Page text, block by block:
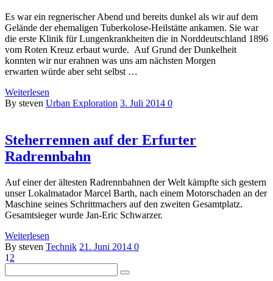
Es war ein regnerischer Abend und bereits dunkel als wir auf dem
Gelände der ehemaligen Tuberkolose-Heilstätte ankamen. Sie war
die erste Klinik für Lungenkrankheiten die in Norddeutschland 1896
vom Roten Kreuz erbaut wurde. Auf Grund der Dunkelheit
konnten wir nur erahnen was uns am nächsten Morgen
erwarten würde aber seht selbst …
Weiterlesen
By steven Urban Exploration 3. Juli 2014 0
Steherrennen auf der Erfurter
Radrennbahn
Auf einer der ältesten Radrennbahnen der Welt kämpfte sich gestern
unser Lokalmatador Marcel Barth, nach einem Motorschaden an der
Maschine seines Schrittmachers auf den zweiten Gesamtplatz.
Gesamtsieger wurde Jan-Eric Schwarzer.
Weiterlesen
By steven Technik 21. Juni 2014 0
1 2